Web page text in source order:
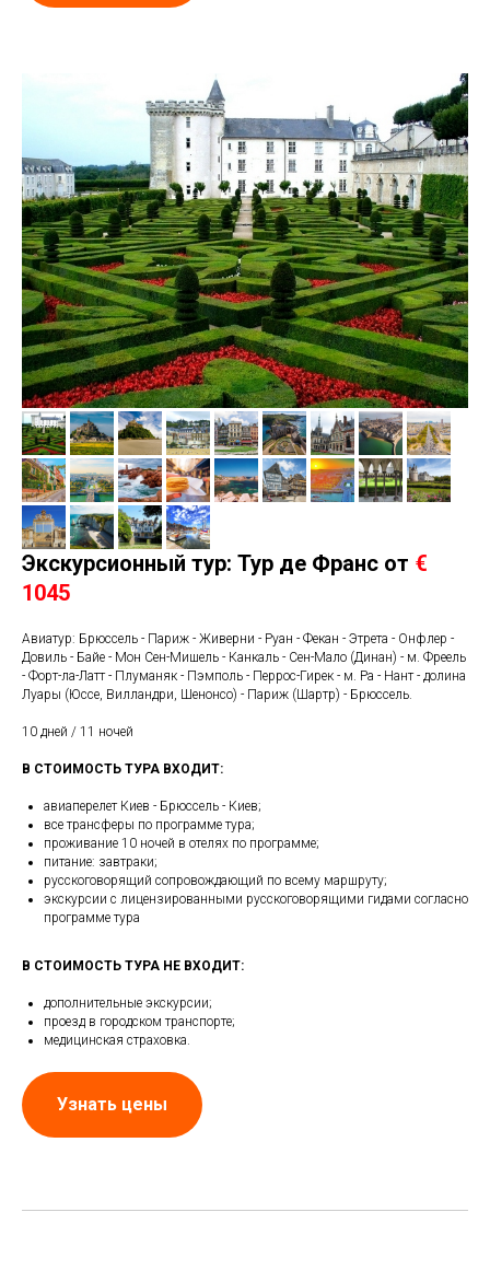
Экскурсионный тур: Тур де Франс от €
1045
Авиатур: Брюссель - Париж - Живерни - Руан - Фекан - Этрета - Онфлер -
Довиль - Байе - Мон Сен-Мишель - Канкаль - Сен-Мало (Динан) - м. Фреель
- Форт-ла-Латт - Плуманяк - Пэмполь - Перрос-Гирек - м. Ра - Нант - долина
Луары (Юссе, Вилландри, Шенонсо) - Париж (Шартр) - Брюссель.
10 дней / 11 ночей
В СТОИМОСТЬ ТУРА ВХОДИТ:
авиаперелет Киев - Брюссель - Киев;
все трансферы по программе тура;
проживание 10 ночей в отелях по программе;
питание: завтраки;
русскоговорящий сопровождающий по всему маршруту;
экскурсии с лицензированными русскоговорящими гидами согласно
программе тура
В СТОИМОСТЬ ТУРА НЕ ВХОДИТ:
дополнительные экскурсии;
проезд в городском транспорте;
медицинская страховка.
Узнать цены